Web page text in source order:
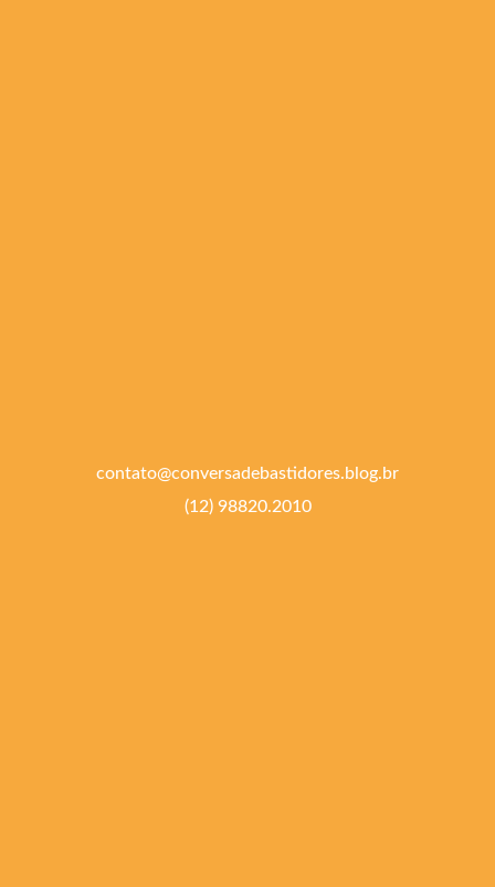
contato@conversadebastidores.blog.br
(12) 98820.2010